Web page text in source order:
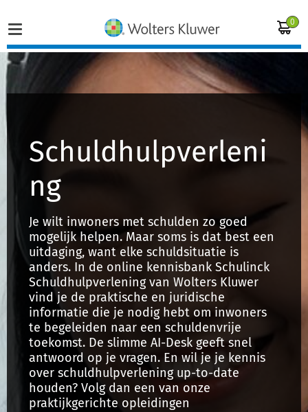
0
Vakgebieden
Opleidingen
Juridisch advies
Inloggen op de kennisbank
Inloggen
Registreren
Schuldhulpverleni
ng
Je wilt inwoners met schulden zo goed
mogelijk helpen. Maar soms is dat best een
uitdaging, want elke schuldsituatie is
anders. In de online kennisbank Schulinck
Schuldhulpverlening van Wolters Kluwer
vind je de praktische en juridische
informatie die je nodig hebt om inwoners
te begeleiden naar een schuldenvrije
toekomst. De slimme AI-Desk geeft snel
antwoord op je vragen. En wil je je kennis
over schuldhulpverlening up-to-date
houden? Volg dan een van onze
praktijkgerichte opleidingen